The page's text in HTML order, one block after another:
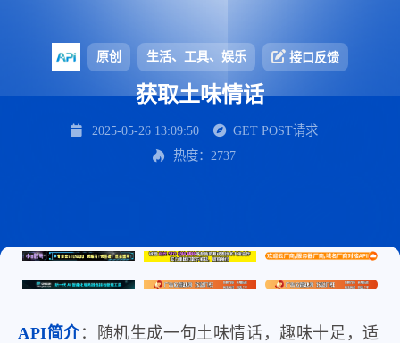
原创 生活、工具、娱乐 接口反馈
获取土味情话
2025-05-26 13:09:50
GET POST请求
热度：2737
API简介：随机生成一句土味情话，趣味十足，适